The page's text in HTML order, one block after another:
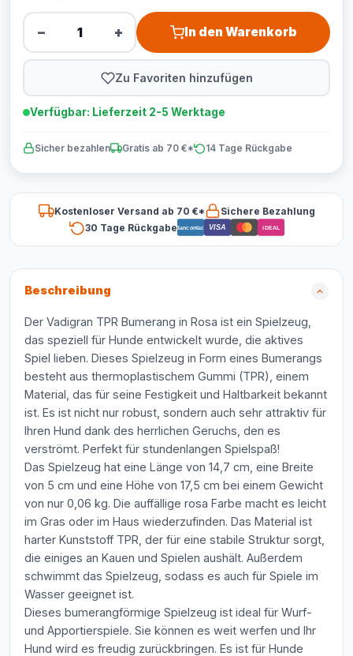
− + In den Warenkorb
Zu Favoriten hinzufügen
Verfügbar: Lieferzeit 2-5 Werktage
Sicher bezahlen Gratis ab 70 €* 14 Tage Rückgabe
Kostenloser Versand ab 70 €*
Sichere Bezahlung
30 Tage RückgabeBancontact VISA iDEAL
Beschreibung
Der Vadigran TPR Bumerang in Rosa ist ein Spielzeug,
das speziell für Hunde entwickelt wurde, die aktives
Spiel lieben. Dieses Spielzeug in Form eines Bumerangs
besteht aus thermoplastischem Gummi (TPR), einem
Material, das für seine Festigkeit und Haltbarkeit bekannt
ist. Es ist nicht nur robust, sondern auch sehr attraktiv für
Ihren Hund dank des herrlichen Geruchs, den es
verströmt. Perfekt für stundenlangen Spielspaß!
Das Spielzeug hat eine Länge von 14,7 cm, eine Breite
von 5 cm und eine Höhe von 17,5 cm bei einem Gewicht
von nur 0,06 kg. Die auffällige rosa Farbe macht es leicht
im Gras oder im Haus wiederzufinden. Das Material ist
harter Kunststoff TPR, der für eine stabile Struktur sorgt,
die einiges an Kauen und Spielen aushält. Außerdem
schwimmt das Spielzeug, sodass es auch für Spiele im
Wasser geeignet ist.
Dieses bumerangförmige Spielzeug ist ideal für Wurf-
und Apportierspiele. Sie können es weit werfen und Ihr
Hund wird es freudig zurückbringen. Es ist für Hunde